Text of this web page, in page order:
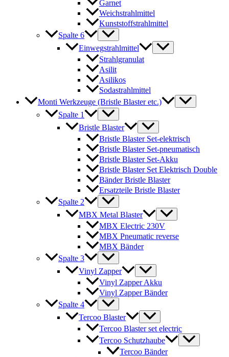
Garnet
Weichstrahlmittel
Kunststoffstrahlmittel
Spalte 6
Einwegstrahlmittel
Strahlgranulat
Asilit
Asilikos
Sodastrahlmittel
Monti Werkzeuge (Bristle Blaster etc.)
Spalte 1
Bristle Blaster
Bristle Blaster Set-elektrisch
Bristle Blaster Set-pneumatisch
Bristle Blaster Set-Akku
Bristle Blaster Set Elektrisch Double
Bänder Bristle Blaster
Ersatzteile Bristle Blaster
Spalte 2
MBX Metal Blaster
MBX Electric 230V
MBX Pneumatic reverse
MBX Bänder
Spalte 3
Vinyl Zapper
Vinyl Zapper Akku
Vinyl Zapper Bänder
Spalte 4
Tercoo Blaster
Tercoo Blaster set electric
Tercoo Schutzhaube
Tercoo Bänder